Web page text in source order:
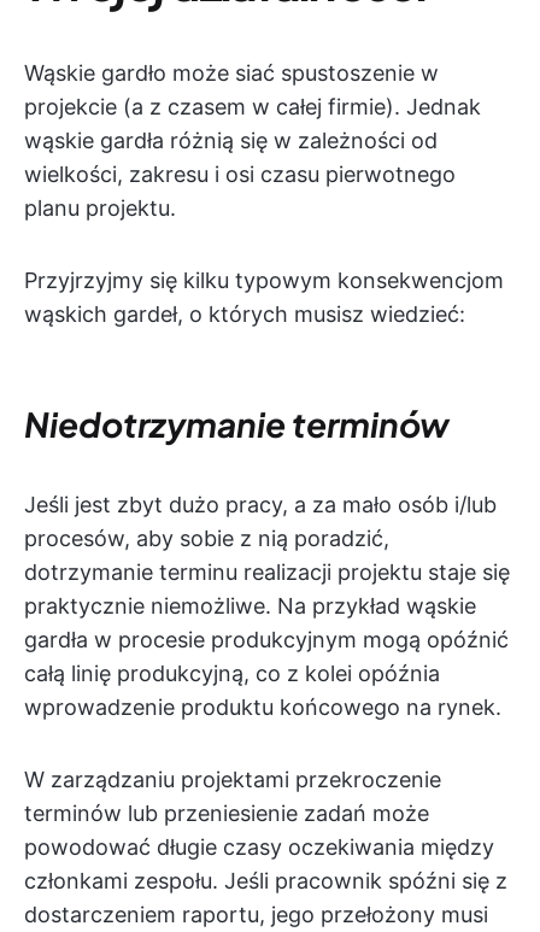
Wąskie gardło może siać spustoszenie w
projekcie (a z czasem w całej firmie). Jednak
wąskie gardła różnią się w zależności od
wielkości, zakresu i osi czasu pierwotnego
planu projektu.
Przyjrzyjmy się kilku typowym konsekwencjom
wąskich gardeł, o których musisz wiedzieć:
Niedotrzymanie terminów
Jeśli jest zbyt dużo pracy, a za mało osób i/lub
procesów, aby sobie z nią poradzić,
dotrzymanie terminu realizacji projektu staje się
praktycznie niemożliwe. Na przykład wąskie
gardła w procesie produkcyjnym mogą opóźnić
całą linię produkcyjną, co z kolei opóźnia
wprowadzenie produktu końcowego na rynek.
W zarządzaniu projektami przekroczenie
terminów lub przeniesienie zadań może
powodować długie czasy oczekiwania między
członkami zespołu. Jeśli pracownik spóźni się z
dostarczeniem raportu, jego przełożony musi